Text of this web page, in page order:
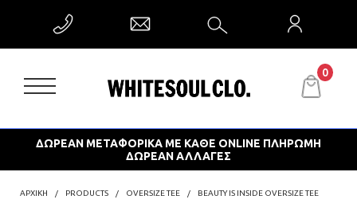
0
ΔΩΡΕΑΝ ΜΕΤΑΦΟΡΙΚΑ ΜΕ ΚΑΘΕ ONLINE ΠΛΗΡΩΜΗ
ΔΩΡΕΑΝ ΑΛΛΑΓΕΣ
ΑΡΧΙΚΗ PRODUCTS OVERSIZE TEE BEAUTY IS INSIDE OVERSIZE TEE